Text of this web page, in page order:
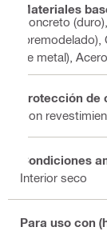
Materiales
Concreto
de metal), Acero
Protección de
Con
Condiciones
Interior seco
Para uso con